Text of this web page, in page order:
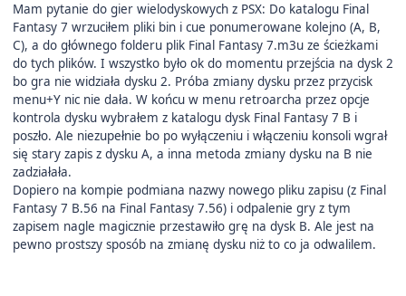
Mam pytanie do gier wielodyskowych z PSX: Do katalogu Final
Fantasy 7 wrzuciłem pliki bin i cue ponumerowane kolejno (A, B,
C), a do głównego folderu plik Final Fantasy 7.m3u ze ścieżkami
do tych plików. I wszystko było ok do momentu przejścia na dysk 2
bo gra nie widziała dysku 2. Próba zmiany dysku przez przycisk
menu+Y nic nie dała. W końcu w menu retroarcha przez opcje
kontrola dysku wybrałem z katalogu dysk Final Fantasy 7 B i
poszło. Ale niezupełnie bo po wyłączeniu i włączeniu konsoli wgrał
się stary zapis z dysku A, a inna metoda zmiany dysku na B nie
zadziałała.
Dopiero na kompie podmiana nazwy nowego pliku zapisu (z Final
Fantasy 7 B.56 na Final Fantasy 7.56) i odpalenie gry z tym
zapisem nagle magicznie przestawiło grę na dysk B. Ale jest na
pewno prostszy sposób na zmianę dysku niż to co ja odwalilem.